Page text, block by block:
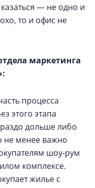
— не одно и
то и офис не
маркетинга
процесса
этого этапа
дольше либо
не менее важно
шоу-рум
комплексе.
жилье с